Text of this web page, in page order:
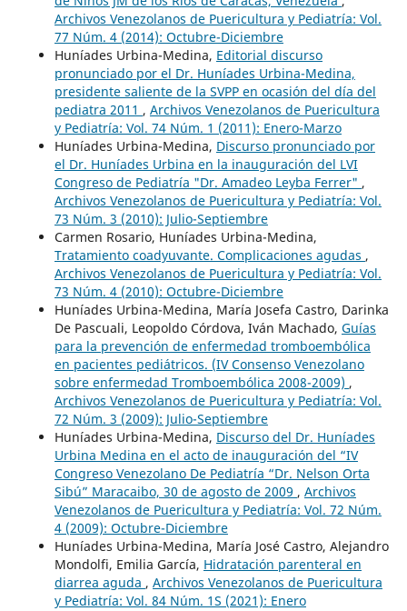
Archivos Venezolanos de Puericultura y Pediatría: Vol.
77 Núm. 4 (2014): Octubre-Diciembre
Huníades Urbina-Medina, Editorial discurso
pronunciado por el Dr. Huníades Urbina-Medina,
presidente saliente de la SVPP en ocasión del día del
pediatra 2011 , Archivos Venezolanos de Puericultura
y Pediatría: Vol. 74 Núm. 1 (2011): Enero-Marzo
Huníades Urbina-Medina, Discurso pronunciado por
el Dr. Huníades Urbina en la inauguración del LVI
Congreso de Pediatría "Dr. Amadeo Leyba Ferrer" ,
Archivos Venezolanos de Puericultura y Pediatría: Vol.
73 Núm. 3 (2010): Julio-Septiembre
Carmen Rosario, Huníades Urbina-Medina,
Tratamiento coadyuvante. Complicaciones agudas ,
Archivos Venezolanos de Puericultura y Pediatría: Vol.
73 Núm. 4 (2010): Octubre-Diciembre
Huníades Urbina-Medina, María Josefa Castro, Darinka
De Pascuali, Leopoldo Córdova, Iván Machado, Guías
para la prevención de enfermedad tromboembólica
en pacientes pediátricos. (IV Consenso Venezolano
sobre enfermedad Tromboembólica 2008-2009) ,
Archivos Venezolanos de Puericultura y Pediatría: Vol.
72 Núm. 3 (2009): Julio-Septiembre
Huníades Urbina-Medina, Discurso del Dr. Huníades
Urbina Medina en el acto de inauguración del “IV
Congreso Venezolano De Pediatría “Dr. Nelson Orta
Sibú” Maracaibo, 30 de agosto de 2009 , Archivos
Venezolanos de Puericultura y Pediatría: Vol. 72 Núm.
4 (2009): Octubre-Diciembre
Huníades Urbina-Medina, María José Castro, Alejandro
Mondolfi, Emilia García, Hidratación parenteral en
diarrea aguda , Archivos Venezolanos de Puericultura
y Pediatría: Vol. 84 Núm. 1S (2021): Enero